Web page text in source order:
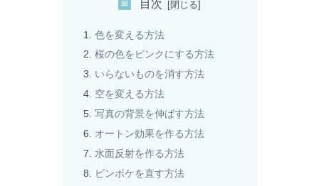
目次
色を変える方法
桜の色をピンクにする方法
いらないものを消す方法
空を変える方法
写真の背景を伸ばす方法
オートン効果を作る方法
水面反射を作る方法
ピンボケを直す方法